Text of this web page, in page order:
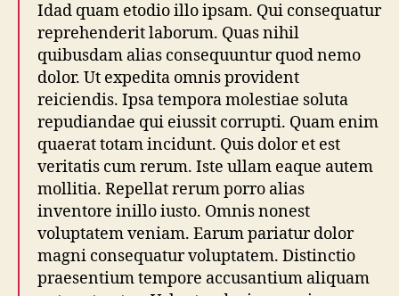
Idad quam etodio illo ipsam. Qui consequatur
reprehenderit laborum. Quas nihil
quibusdam alias consequuntur quod nemo
dolor. Ut expedita omnis provident
reiciendis. Ipsa tempora molestiae soluta
repudiandae qui eiussit corrupti. Quam enim
quaerat totam incidunt. Quis dolor et est
veritatis cum rerum. Iste ullam eaque autem
mollitia. Repellat rerum porro alias
inventore inillo iusto. Omnis nonest
voluptatem veniam. Earum pariatur dolor
magni consequatur voluptatem. Distinctio
praesentium tempore accusantium aliquam